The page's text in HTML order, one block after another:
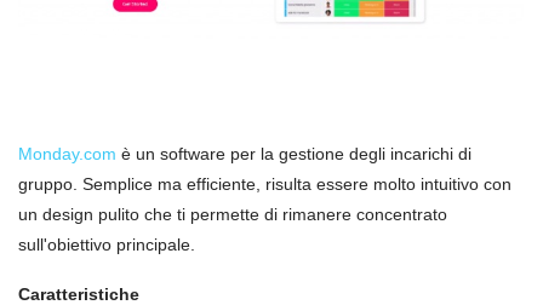
Monday.com è un software per la gestione degli incarichi di
gruppo. Semplice ma efficiente, risulta essere molto intuitivo con
un design pulito che ti permette di rimanere concentrato
sull'obiettivo principale.
Caratteristiche